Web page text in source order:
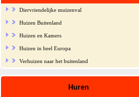
Diervriendelijke muizenval
Huizen Buitenland
Huizen en Kamers
Huizen in heel Europa
Verhuizen naar het buitenland
Huren